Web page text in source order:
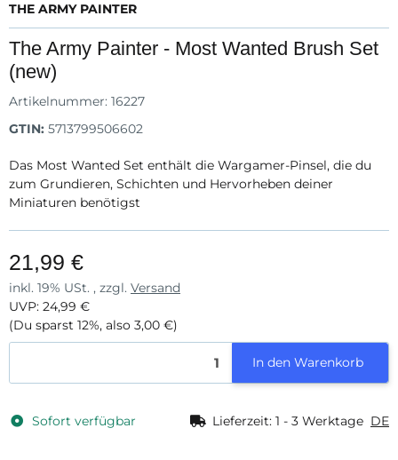
THE ARMY PAINTER
The Army Painter - Most Wanted Brush Set
(new)
Artikelnummer: 16227
GTIN: 5713799506602
Das Most Wanted Set enthält die Wargamer-Pinsel, die du
zum Grundieren, Schichten und Hervorheben deiner
Miniaturen benötigst
21,99 €
inkl. 19% USt. , zzgl. Versand
UVP: 24,99 €
(Du sparst 12%, also 3,00 €)
In den Warenkorb
Sofort verfügbar Lieferzeit: 1 - 3 Werktage DE